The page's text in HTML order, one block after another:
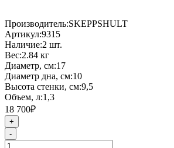
Производитель:SKEPPSHULT
Артикул:9315
Наличие:2 шт.
Вес:2.84 кг
Диаметр, см:17
Диаметр дна, см:10
Высота стенки, см:9,5
Объем, л:1,3
18 700₽
+
-